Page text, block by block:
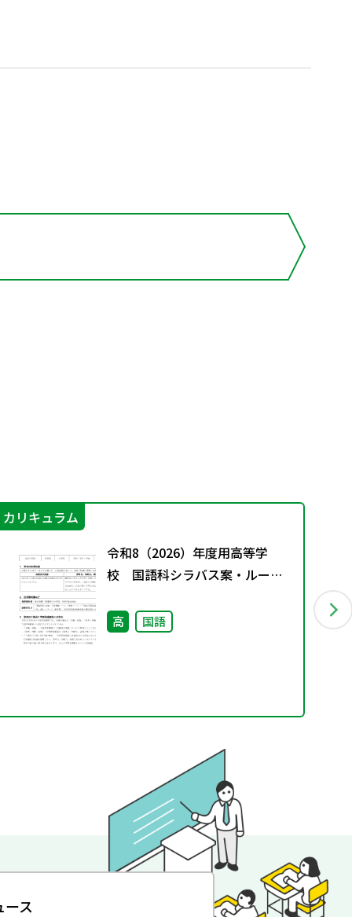
カリキュラム
令和8（2026）年度用高等学
校 国語科シラバス案・ルーブ
高 国語
ース